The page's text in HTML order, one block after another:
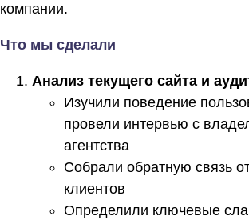
компании.
Что мы сделали
Анализ текущего сайта и
Изучили поведение
провели интервью с
агентства
Собрали обратную связь
клиентов
Определили ключевые